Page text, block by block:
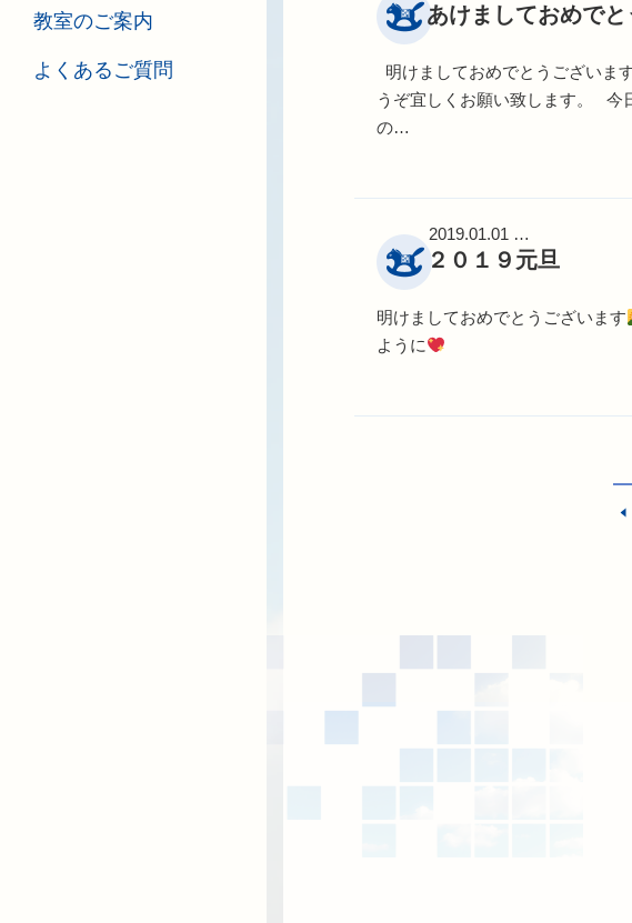
教室のご案内
よくあるご質問
あけましておめで
明けましておめでとうございます
うぞ宜しくお願い致します。 今
の…
2019.01.01 …
２０１９元旦
明けましておめでとうございます
ように